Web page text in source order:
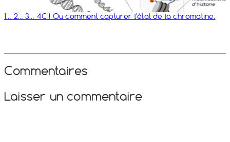
1… 2… 3… 4C ! Ou comment capturer l'état de la chromatine.
Commentaires
Laisser un commentaire